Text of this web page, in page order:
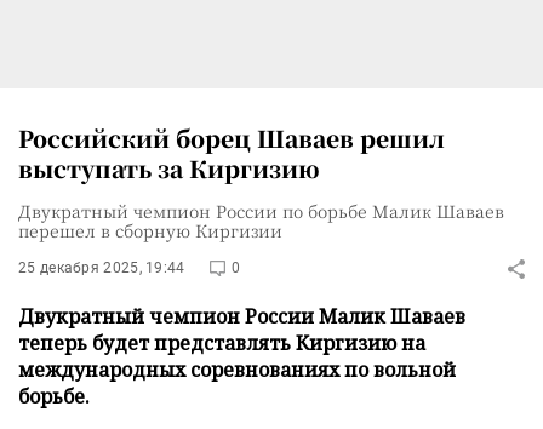
Российский борец Шаваев решил
выступать за Киргизию
Двукратный чемпион России по борьбе Малик Шаваев
перешел в сборную Киргизии
25 декабря 2025, 19:44 0
Двукратный чемпион России Малик Шаваев
теперь будет представлять Киргизию на
международных соревнованиях по вольной
борьбе.